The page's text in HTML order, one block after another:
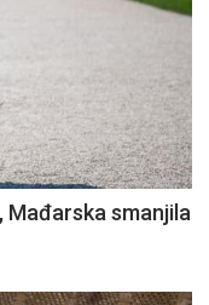
smanjila